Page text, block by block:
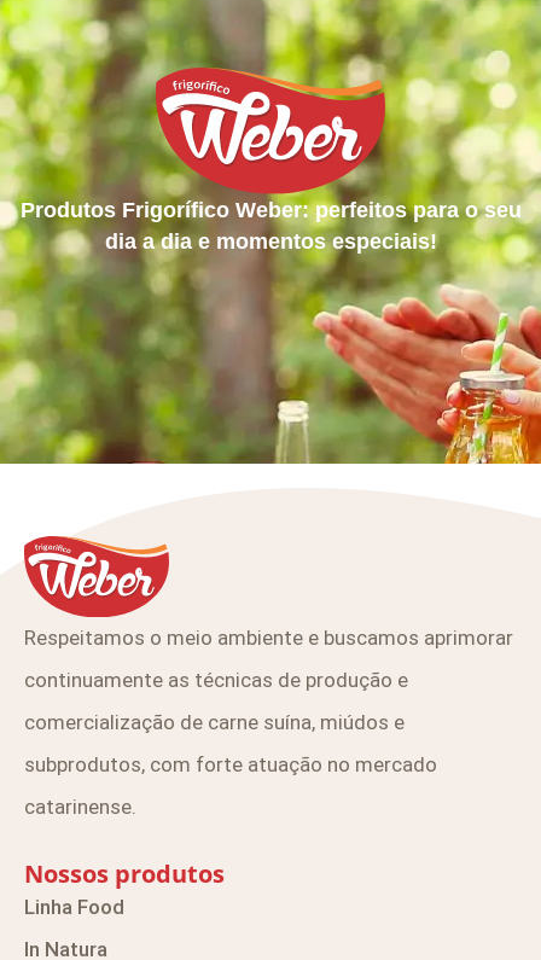
Produtos Frigorífico Weber: perfeitos para o seu
dia a dia e momentos especiais!
Respeitamos o meio ambiente e buscamos aprimorar
continuamente as técnicas de produção e
comercialização de carne suína, miúdos e
subprodutos, com forte atuação no mercado
catarinense.
Nossos produtos
Linha Food
In Natura